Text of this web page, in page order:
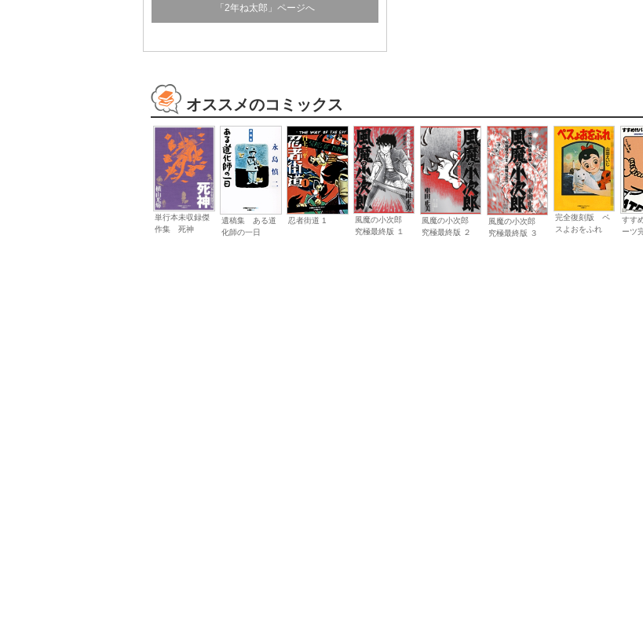
「2年ね太郎」ページへ
オススメのコミックス
単行本未収録傑
作集 死神
遺稿集 ある道
化師の一日
忍者街道 1
風魔の小次郎
究極最終版 １
風魔の小次郎
究極最終版 ２
風魔の小次郎
究極最終版 ３
完全復刻版 ペ
スよおをふれ
すす
ーツ